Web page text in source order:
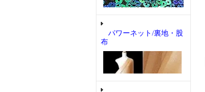
パワーネット/裏地・股
布